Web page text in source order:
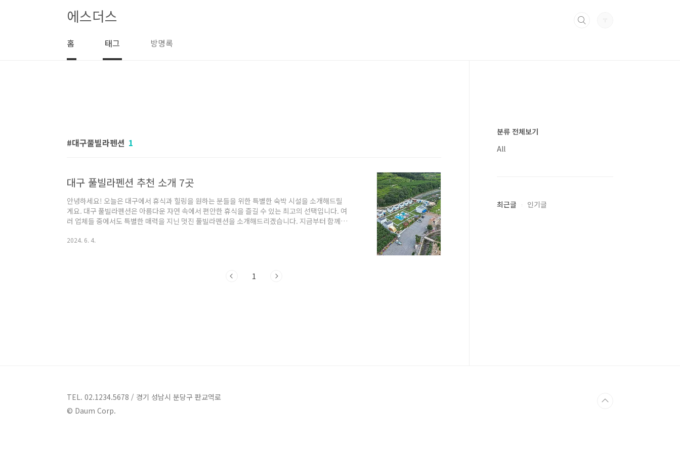
에스더스
홈 태그 방명록
대구풀빌라펜션 1
대구 풀빌라펜션 추천 소개 7곳
안녕하세요! 오늘은 대구에서 휴식과 힐링을 원하는 분들을 위한 특별한 숙박 시설을 소개해드릴
게요. 대구 풀빌라펜션은 아름다운 자연 속에서 편안한 휴식을 즐길 수 있는 최고의 선택입니다. 여
러 업체들 중에서도 특별한 매력을 지닌 멋진 풀빌라펜션을 소개해드리겠습니다. 지금부터 함께
음로 1160-2펜션 대구 풀빌라펜션 | 이지 파크 펜션대구 군위군 의흥면 산성가음로 1160-2이지
2024. 6. 4.
1
분류 전체보기
All
최근글 인기글
TEL. 02.1234.5678 / 경기 성남시 분당구 판교역로
© Daum Corp.